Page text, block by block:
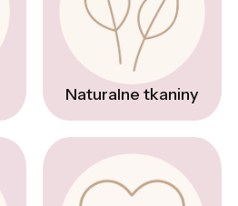
Naturalne tkaniny